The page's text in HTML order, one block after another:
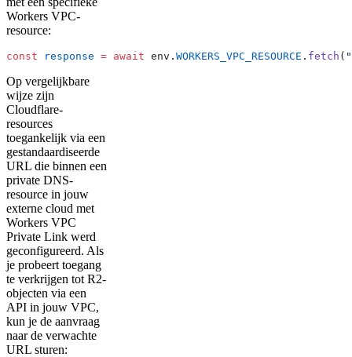
Workers VPC-
resource:
const response = await env. WORKERS_VPC_RESOURCE . fetch (
Op vergelijkbare
wijze zijn
Cloudflare-
resources
toegankelijk via een
gestandaardiseerde
URL die binnen een
private DNS-
resource in jouw
externe cloud met
Workers VPC
Private Link werd
geconfigureerd. Als
je probeert toegang
te verkrijgen tot R2-
objecten via een
API in jouw VPC,
kun je de aanvraag
naar de verwachte
URL sturen: